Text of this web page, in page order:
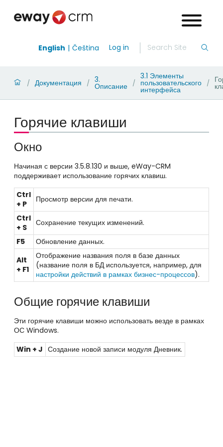
English Čeština Log in
/ Документация / 3.
Описание /
3.1 Элементы
пользовательского
интерфейса
/
Горячие клавиши
Окно
Начиная с версии 3.5.8.130 и выше, eWay-CRM
поддерживает использование горячих клавиш.
Ctrl
+ P
Просмотр версии для печати.
Ctrl
+ S
Сохранение текущих изменений.
F5
Обновление данных.
Alt
+ F1
Отображение названия поля в базе данных
(название поля в БД используется, например, для
настройки действий в рамках бизнес-процессов).
Общие горячие клавиши
Эти горячие клавиши можно использовать везде в рамках
ОС Windows.
Win + J Создание новой записи модуля Дневник.